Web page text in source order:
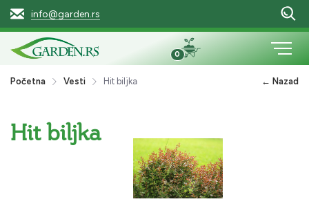
info@garden.rs
0
Početna Vesti Hit biljka ← Nazad
Hit biljka